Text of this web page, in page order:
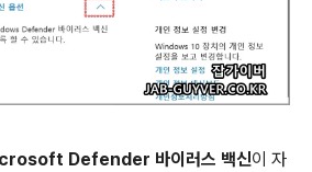
Defender 바이러스 백신이 자